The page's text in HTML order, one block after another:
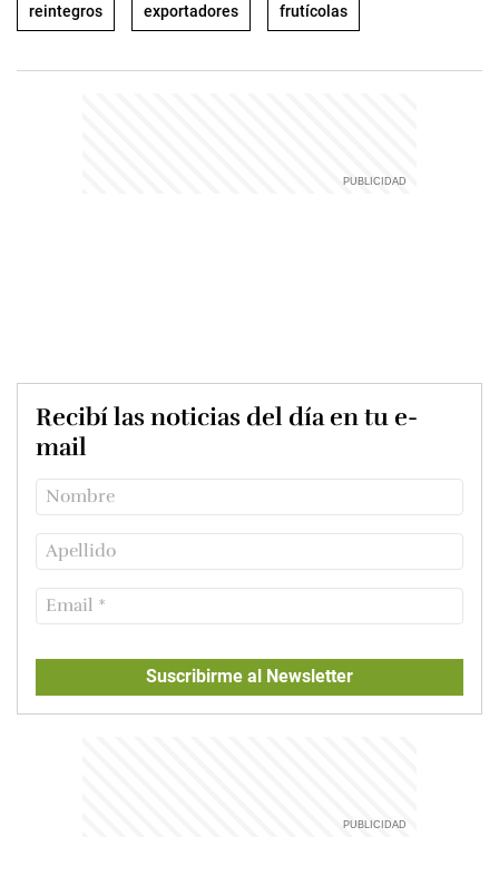
reintegros exportadores frutícolas
Recibí las noticias del día en tu e-
mail
Suscribirme al Newsletter